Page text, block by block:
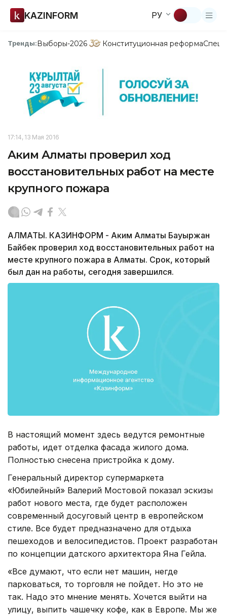
KAZINFORM РУ
Тренды:Выборы-2026 Конституционная реформа
17:14, 13 Мая 2016
Аким Алматы проверил ход
восстановительных работ на месте
крупного пожара
АЛМАТЫ. КАЗИНФОРМ - Аким Алматы Бауыржан
Байбек проверил ход восстановительных работ на
месте крупного пожара в Алматы. Срок, который
был дан на работы, сегодня завершился.
В настоящий момент здесь ведутся ремонтные
работы, идет отделка фасада жилого дома.
Полностью снесена пристройка к дому.
Генеральный директор супермаркета
«Юбилейный» Валерий Мостовой показал эскизы
работ нового места, где будет расположен
современный досуговый центр в европейском
стиле. Все будет предназначено для отдыха
пешеходов и велосипедистов. Проект разработан
по концепции датского архитектора Яна Гейла.
«Все думают, что если нет машин, негде
парковаться, то торговля не пойдет. Но это не
так. Надо это мнение менять. Хочется выйти на
улицу, выпить чашечку кофе, как в Европе. Мы же